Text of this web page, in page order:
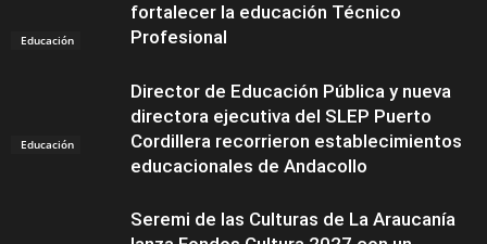
Educación
fortalecer la educación Técnico
Profesional
Educación
Director de Educación Pública y nueva
directora ejecutiva del SLEP Puerto
Cordillera recorrieron establecimientos
educacionales de Andacollo
Seremi de las Culturas de La Araucanía